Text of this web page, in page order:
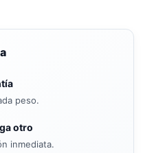
peso.
otro
inmediata.